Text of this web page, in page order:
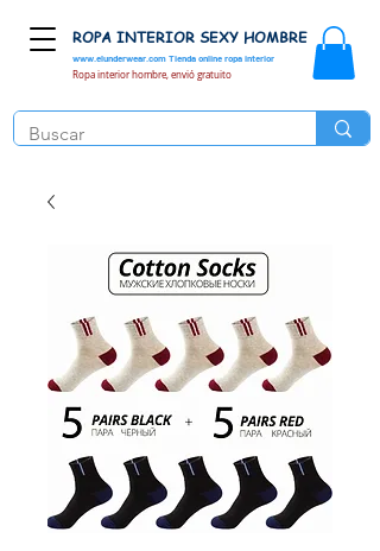
www.elunderwear.com Tienda online ropa interior
ROPA INTERIOR SEXY HOMBRE
Ropa interior hombre, envió gratuito